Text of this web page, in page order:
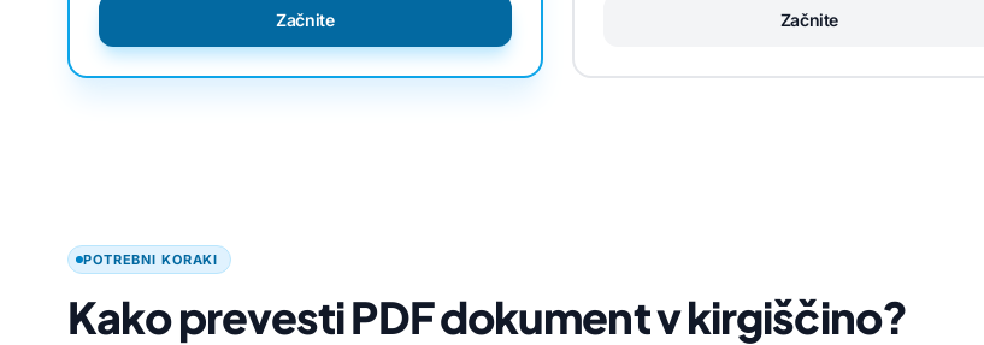
Začnite Začnite
POTREBNI KORAKI
Kako prevesti PDF dokument v kirgiščino?